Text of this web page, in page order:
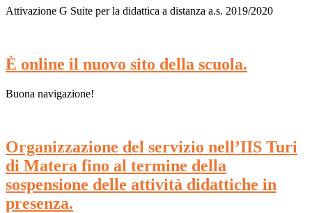
Attivazione G Suite per la didattica a distanza a.s. 2019/2020
È online il nuovo sito della scuola.
Buona navigazione!
Organizzazione del servizio nell’IIS Turi
di Matera fino al termine della
sospensione delle attività didattiche in
presenza.